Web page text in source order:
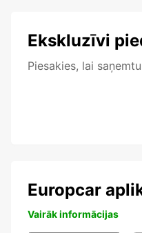
Ekskluzīvi
Piesakies, lai
Europcar
Vairāk informācijas